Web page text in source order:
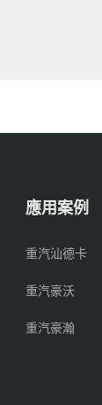
應用案例
重汽汕德卡
重汽豪沃
重汽豪瀚